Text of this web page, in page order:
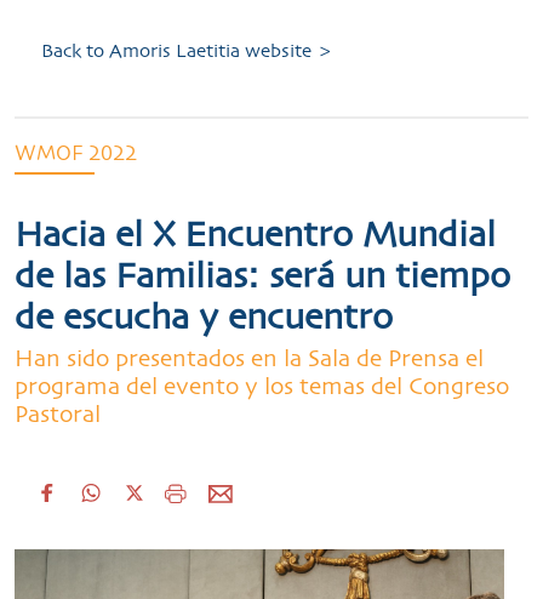
Back to Amoris Laetitia website >
WMOF 2022
Hacia el X Encuentro Mundial
de las Familias: será un tiempo
de escucha y encuentro
Han sido presentados en la Sala de Prensa el
programa del evento y los temas del Congreso
Pastoral